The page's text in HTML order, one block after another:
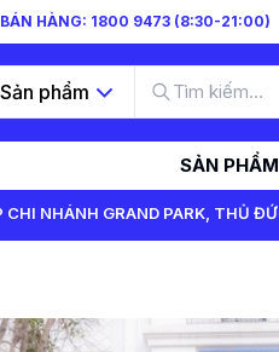
HÀNG: 1800 9473 (8:30-21:00)
Sản phẩm
SẢN PHẨM
CHI NHÁNH GRAND PARK, THỦ